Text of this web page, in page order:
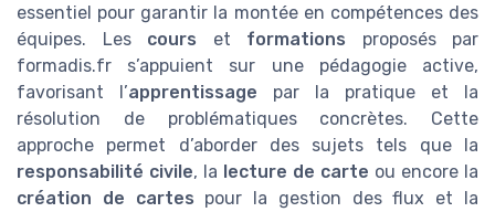
essentiel pour garantir la montée en compétences des
équipes. Les cours et formations proposés par
formadis.fr s’appuient sur une pédagogie active,
favorisant l’apprentissage par la pratique et la
résolution de problématiques concrètes. Cette
approche permet d’aborder des sujets tels que la
responsabilité civile, la lecture de carte ou encore la
création de cartes pour la gestion des flux et la